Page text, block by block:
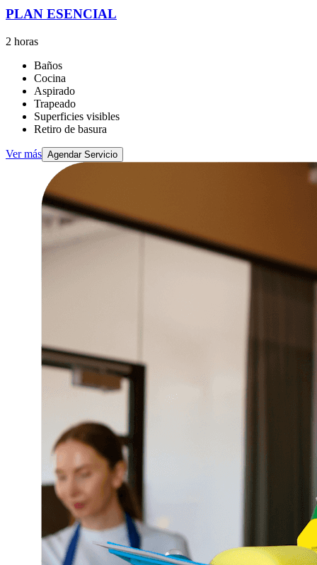
PLAN ESENCIAL
2 horas
Baños
Cocina
Aspirado
Trapeado
Superficies visibles
Retiro de basura
Ver más Agendar Servicio